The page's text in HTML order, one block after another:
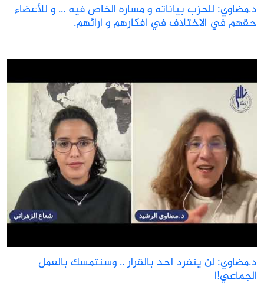
للحزب بياناته و مساره الخاص فيه ... و للأعضاء
في الاختلاف في افكارهم و ارائهم.
لن ينفرد احد بالقرار .. وسنتمسك بالعمل